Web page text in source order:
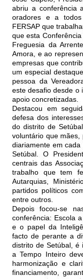
abriu a conferência
oradores e a
FERSAP que
que esta
Freguesia da
Amora, e ao
empresas que
um especial
pessoa da
este desafio desde o
apoio concretizadas.
Destacou em
defesa dos
do distrito de
voluntário que mães,
diariamente em
Setúbal. O
centrais das
trabalho que tem
Autarquias,
partidos políticos
entre outros.
Depois focou-se
conferência: Escola
e o papel da
facto de perante a
distrito de Setúbal, é
a Tempo Inteiro
harmonização e
financiamento,